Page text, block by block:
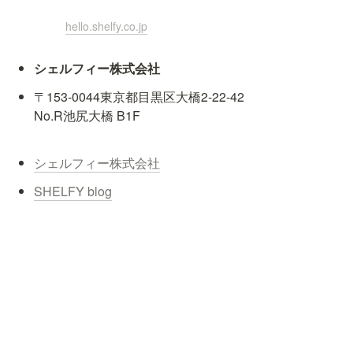
hello.shelfy.co.jp
シェルフィー株式会社
〒153-0044東京都目黒区大橋2-22-42
No.R池尻大橋 B1F
シェルフィー株式会社
SHELFY blog